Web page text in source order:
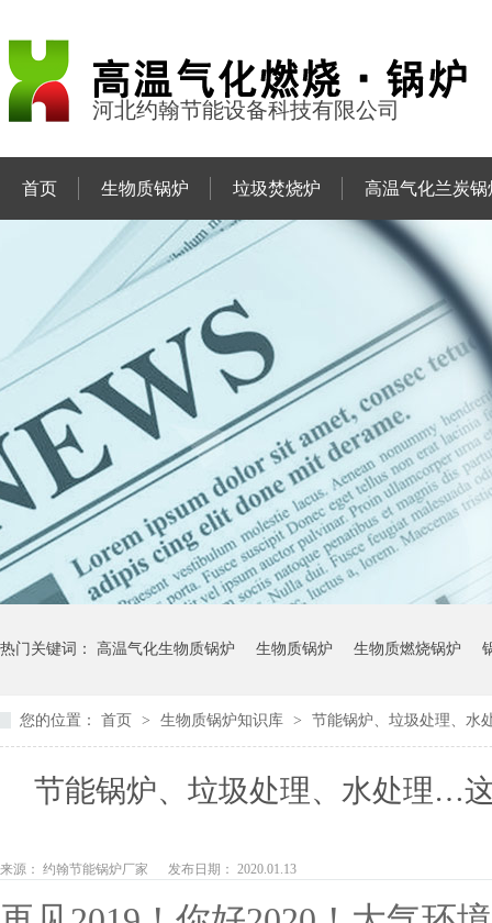
河北约翰节能设备科技有限公司
首页 生物质锅炉 垃圾焚烧炉 高温气化兰炭锅
热门关键词： 高温气化生物质锅炉 生物质锅炉 生物质燃烧锅炉
您的位置： 首页 > 生物质锅炉知识库 > 节能锅炉、垃圾处理、水
节能锅炉、垃圾处理、水处理…
来源： 约翰节能锅炉厂家 发布日期： 2020.01.13